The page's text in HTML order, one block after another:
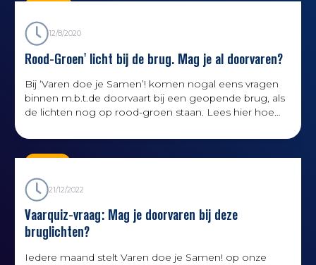
12/8/2020
Rood-Groen' licht bij de brug. Mag je al doorvaren?
Bij ‘Varen doe je Samen’! komen nogal eens vragen
binnen m.b.t.de doorvaart bij een geopende brug, als
de lichten nog op rood-groen staan. Lees hier hoe
21/12/2022
Vaarquiz-vraag: Mag je doorvaren bij deze
bruglichten?
Iedere maand stelt Varen doe je Samen! op onze